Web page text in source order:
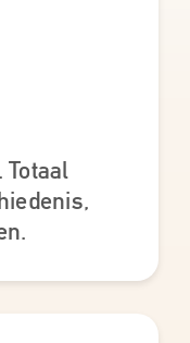
Totaal